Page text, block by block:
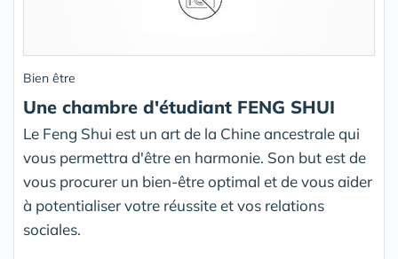
Bien être
Une chambre d'étudiant FENG SHUI
Le Feng Shui est un art de la Chine ancestrale qui
vous permettra d'être en harmonie. Son but est de
vous procurer un bien-être optimal et de vous aider
à potentialiser votre réussite et vos relations
sociales.